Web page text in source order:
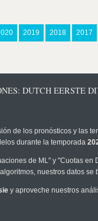
2019 2018 2017
DUTCH EERSTE
de los pronósticos y las
durante la temporada
de ML" y "Cuotas
nuestros datos
y aproveche nuestros